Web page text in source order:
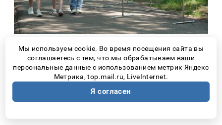
За четыре года проект заметно
расширился. Если сначала основной
задачей были научные исследования, то
сегодня большое внимание уделяется
Мы используем cookie. Во время посещения сайта вы
соглашаетесь с тем, что мы обрабатываем ваши
персональные данные с использованием метрик Яндекс
Метрика, top.mail.ru, LiveInternet.
Я согласен